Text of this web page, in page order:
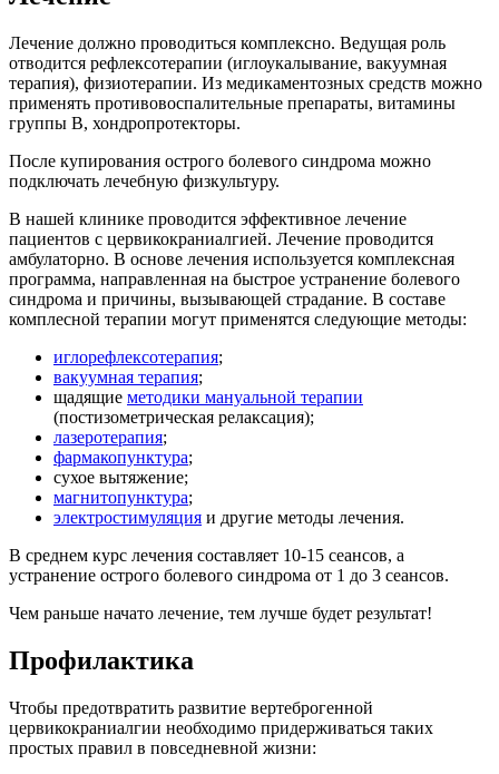
Лечение должно проводиться комплексно. Ведущая роль
отводится рефлексотерапии (иглоукалывание, вакуумная
терапия), физиотерапии. Из медикаментозных средств можно
применять противовоспалительные препараты, витамины
группы В, хондропротекторы.
После купирования острого болевого синдрома можно
подключать лечебную физкультуру.
В нашей клинике проводится эффективное лечение
пациентов с цервикокраниалгией. Лечение проводится
амбулаторно. В основе лечения используется комплексная
программа, направленная на быстрое устранение болевого
синдрома и причины, вызывающей страдание. В составе
комплесной терапии могут применятся следующие методы:
иглорефлексотерапия;
вакуумная терапия;
щадящие методики мануальной терапии
(постизометрическая релаксация);
лазеротерапия;
фармакопунктура;
сухое вытяжение;
магнитопунктура;
электростимуляция и другие методы лечения.
В среднем курс лечения составляет 10-15 сеансов, а
устранение острого болевого синдрома от 1 до 3 сеансов.
Чем раньше начато лечение, тем лучше будет результат!
Профилактика
Чтобы предотвратить развитие вертеброгенной
цервикокраниалгии необходимо придерживаться таких
простых правил в повседневной жизни: